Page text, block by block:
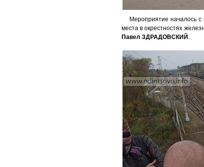
Мероприятие началось
места в окрестностях
Павел ЗДРАДОВСКИЙ